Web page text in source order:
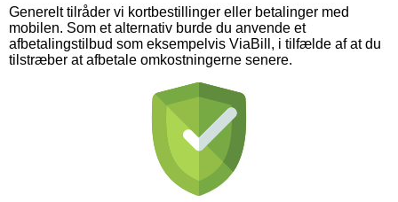
Generelt tilråder vi kortbestillinger eller betalinger med
mobilen. Som et alternativ burde du anvende et
afbetalingstilbud som eksempelvis ViaBill, i tilfælde af at du
tilstræber at afbetale omkostningerne senere.